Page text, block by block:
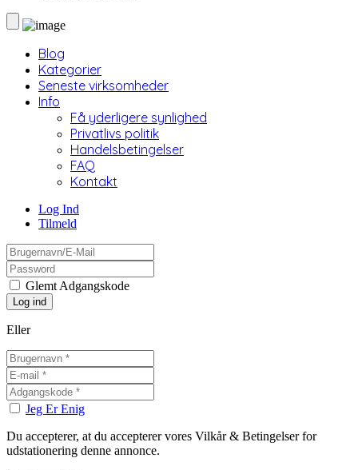
Blog
Kategorier
Seneste virksomheder
Info
Få yderligere synlighed
Privatlivs politik
Handelsbetingelser
FAQ
Kontakt
Log Ind
Tilmeld
Glemt Adgangskode
Eller
Jeg Er Enig
Du accepterer, at du accepterer vores Vilkår & Betingelser for
udstationering denne annonce.